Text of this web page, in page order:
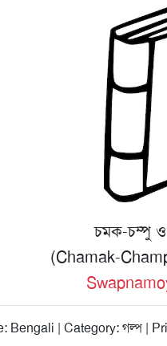
চমক-চম্পু ও
(Chamak-
Bengali | Category: গল্প |